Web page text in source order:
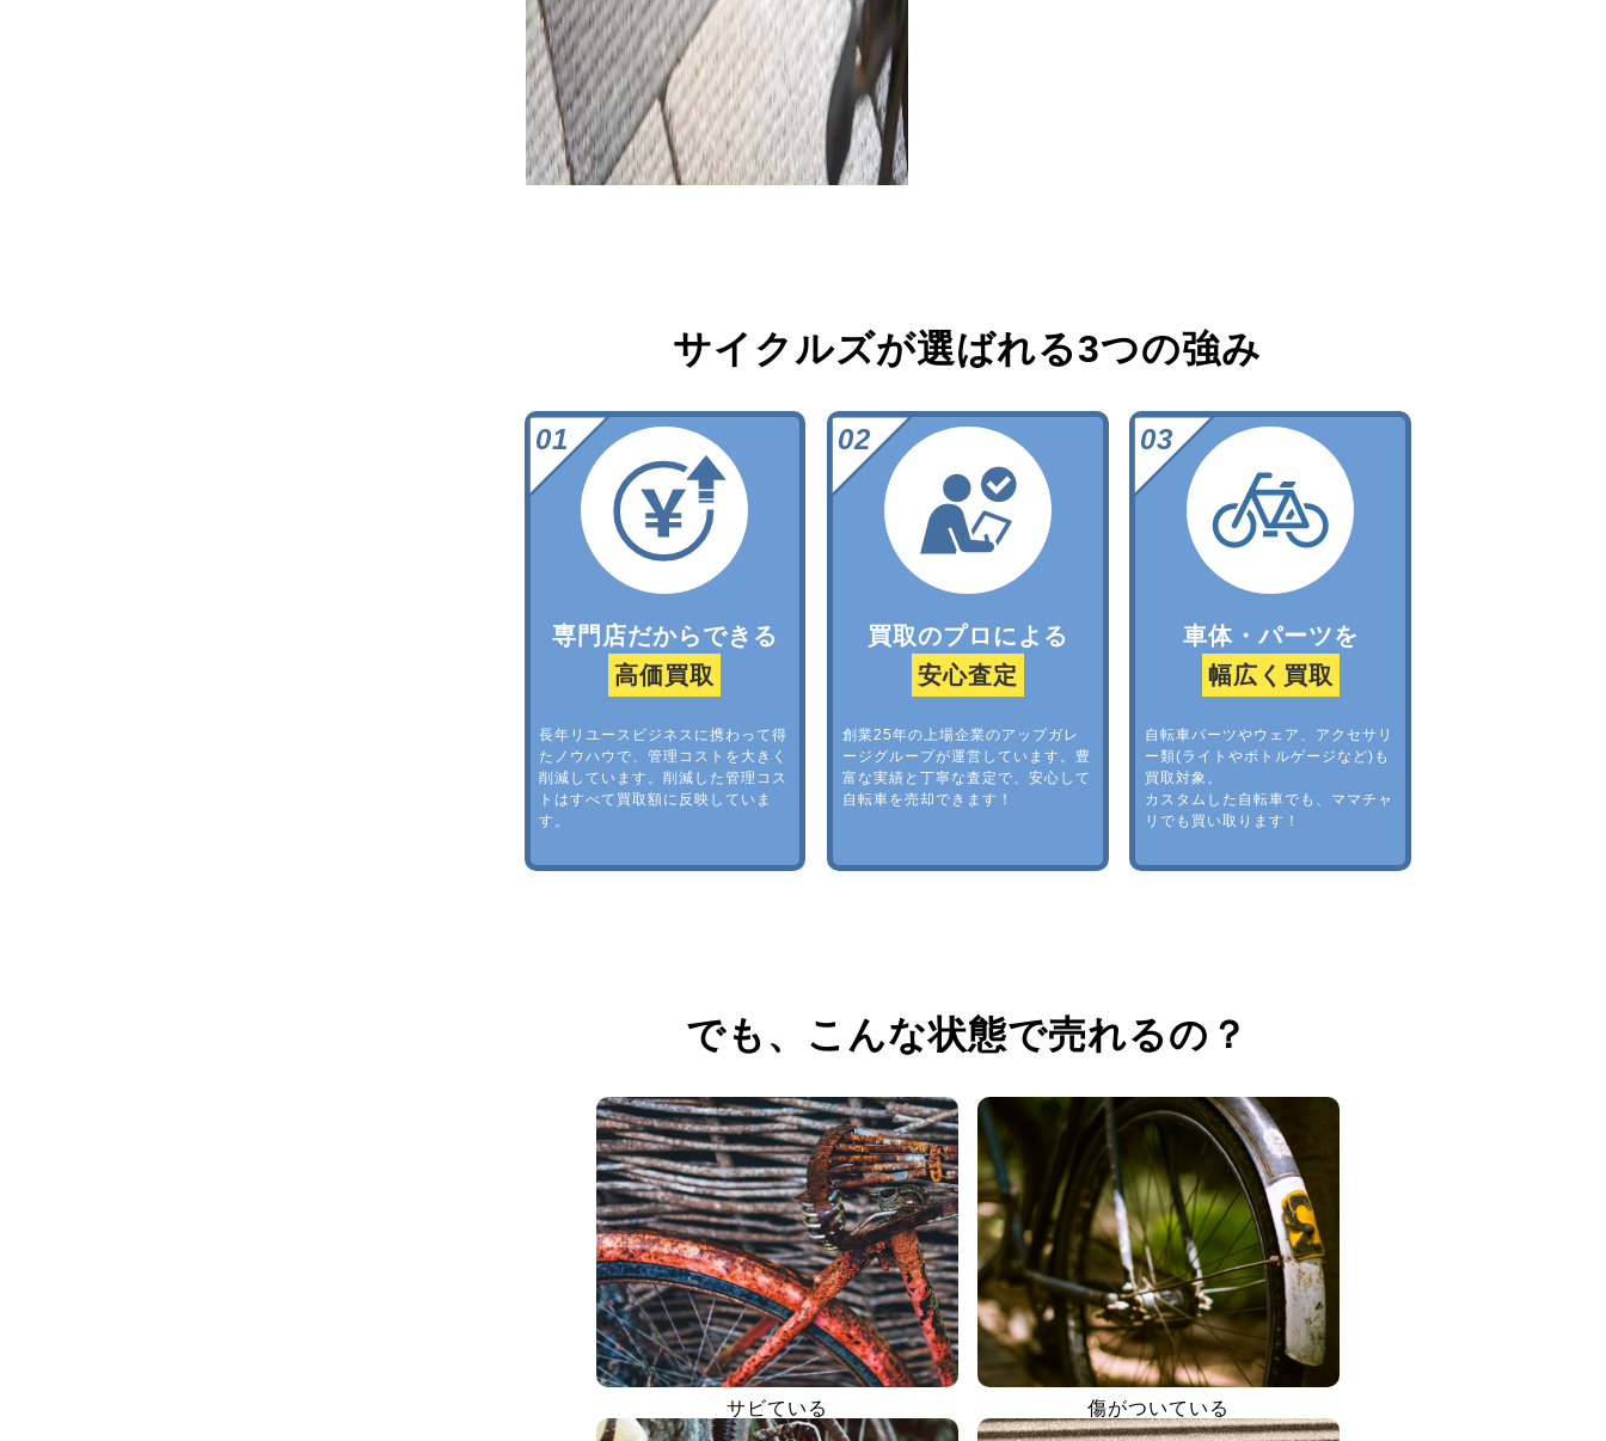
サイクルズが選ばれる3つの強み
専門店だからできる
高価買取
長年リユースビジネスに携わって得
たノウハウで、管理コストを大きく
削減しています。削減した管理コス
トはすべて買取額に反映していま
す。
買取のプロによる
安心査定
創業25年の上場企業のアップガレ
ージグループが運営しています。豊
富な実績と丁寧な査定で、安心して
自転車を売却できます！
車体・パーツを
幅広く買取
自転車パーツやウェア、アクセサリ
ー類(ライトやボトルゲージなど)も
買取対象。
カスタムした自転車でも、ママチャ
リでも買い取ります！
でも、 こんな状態で売れるの？
サビている 傷がついている